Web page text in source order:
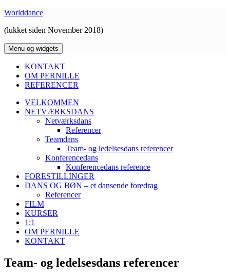
Hop
indhold
Worlddance
(lukket siden November 2018)
Menu og widgets
KONTAKT
OM PERNILLE
REFERENCER
VELKOMMEN
NETVÆRKSDANS
Netværksdans
Referencer
Teamdans
Team- og ledelsesdans referencer
Konferencedans
Konferencedans reference
FORESTILLINGER
DANS OG BØN – et dansende foredrag
Referencer
FILM
KURSER
1:1
OM PERNILLE
KONTAKT
Team- og ledelsesdans referencer